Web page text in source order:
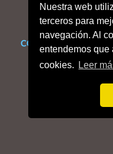
Nuestra web
terceros para
navegación. Al
entendemos que
cookies.
Leer
Todos los
CONTACTO
Aviso legal
Política